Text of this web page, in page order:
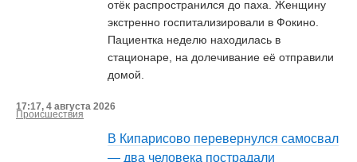
отёк распространился до паха. Женщину
экстренно госпитализировали в Фокино.
Пациентка неделю находилась в
стационаре, на долечивание её отправили
домой.
17:17, 4 августа 2026
Происшествия
В Кипарисово перевернулся самосвал
— два человека пострадали